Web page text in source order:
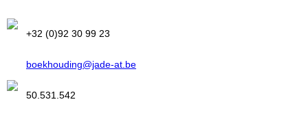
+32 (0)92 30 99 23
boekhouding@jade-at.be
50.531.542